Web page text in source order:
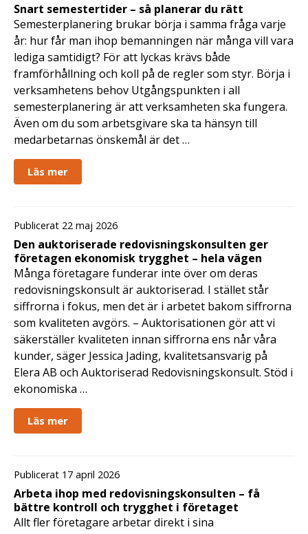
Snart semestertider – så planerar du rätt
Semesterplanering brukar börja i samma fråga varje
år: hur får man ihop bemanningen när många vill vara
lediga samtidigt? För att lyckas krävs både
framförhållning och koll på de regler som styr. Börja i
verksamhetens behov Utgångspunkten i all
semesterplanering är att verksamheten ska fungera.
Även om du som arbetsgivare ska ta hänsyn till
medarbetarnas önskemål är det …
Läs mer
Publicerat 22 maj 2026
Den auktoriserade redovisningskonsulten ger
företagen ekonomisk trygghet – hela vägen
Många företagare funderar inte över om deras
redovisningskonsult är auktoriserad. I stället står
siffrorna i fokus, men det är i arbetet bakom siffrorna
som kvaliteten avgörs. – Auktorisationen gör att vi
säkerställer kvaliteten innan siffrorna ens når våra
kunder, säger Jessica Jading, kvalitetsansvarig på
Elera AB och Auktoriserad Redovisningskonsult. Stöd i
ekonomiska …
Läs mer
Publicerat 17 april 2026
Arbeta ihop med redovisningskonsulten – få
bättre kontroll och trygghet i företaget
Allt fler företagare arbetar direkt i sina